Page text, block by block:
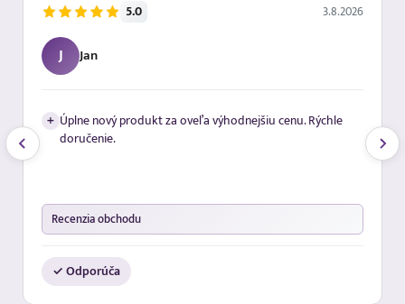
5.0 3.8.2026
J Jan
+ Úplne nový produkt za oveľa výhodnejšiu cenu. Rýchle
doručenie.
Recenzia obchodu
✓ Odporúča